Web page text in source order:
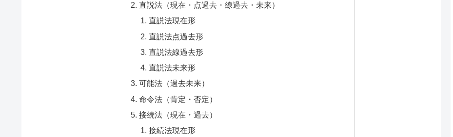
直説法（現在・点過去・線過去・未来）
直説法現在形
直説法点過去形
直説法線過去形
直説法未来形
可能法（過去未来）
命令法（肯定・否定）
接続法（現在・過去）
接続法現在形